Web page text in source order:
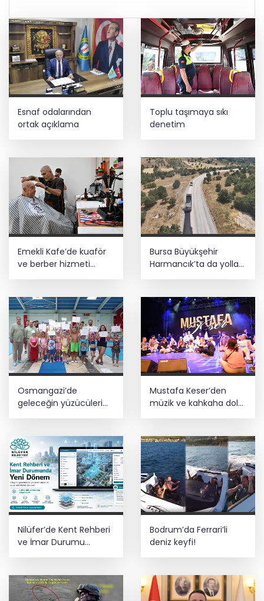
Esnaf odalarından
ortak açıklama
Toplu taşımaya sıkı
denetim
Emekli Kafe’de kuaför
ve berber hizmeti
Bursa Büyükşehir
Harmancık’ta da yolları
Osmangazi’de
geleceğin yüzücüleri
Mustafa Keser’den
müzik ve kahkaha dolu
Nilüfer’de Kent Rehberi
ve İmar Durumu
Sorgulama yenilendi
Bodrum’da Ferrari’li
deniz keyfi!